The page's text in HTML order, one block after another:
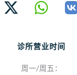
诊所营业时间
周一/周五：